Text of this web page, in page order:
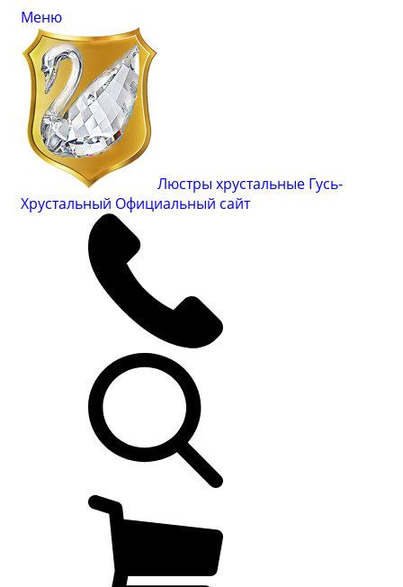
Меню
Люстры хрустальные Гусь-
Хрустальный Официальный сайт